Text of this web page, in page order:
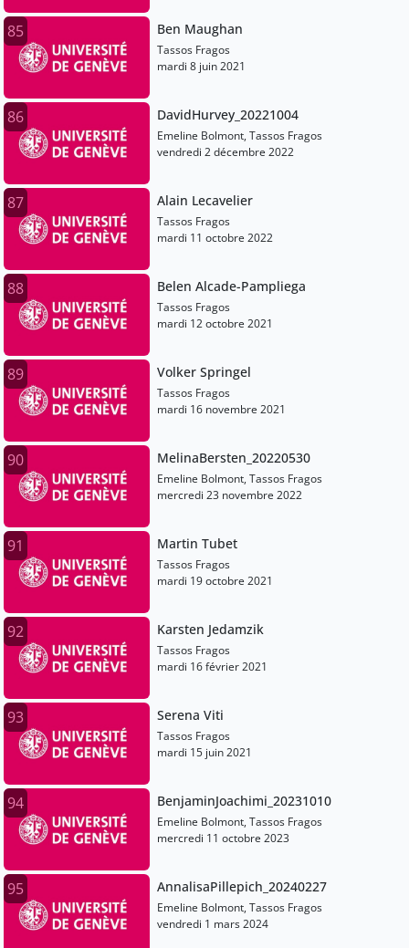
85 Ben Maughan
Tassos Fragos
mardi 8 juin 2021
86 DavidHurvey_20221004
Emeline Bolmont, Tassos Fragos
vendredi 2 décembre 2022
87 Alain Lecavelier
Tassos Fragos
mardi 11 octobre 2022
88 Belen Alcade-Pampliega
Tassos Fragos
mardi 12 octobre 2021
89 Volker Springel
Tassos Fragos
mardi 16 novembre 2021
90 MelinaBersten_20220530
Emeline Bolmont, Tassos Fragos
mercredi 23 novembre 2022
91 Martin Tubet
Tassos Fragos
mardi 19 octobre 2021
92 Karsten Jedamzik
Tassos Fragos
mardi 16 février 2021
93 Serena Viti
Tassos Fragos
mardi 15 juin 2021
94 BenjaminJoachimi_20231010
Emeline Bolmont, Tassos Fragos
mercredi 11 octobre 2023
95 AnnalisaPillepich_20240227
Emeline Bolmont, Tassos Fragos
vendredi 1 mars 2024